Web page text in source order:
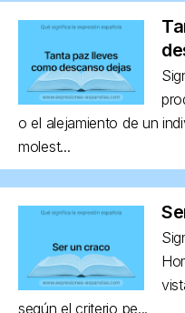
o el alejamiento de un
molest...
según el criterio pe...